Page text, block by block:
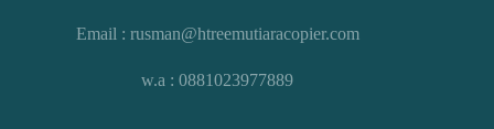
Email : rusman@htreemutiaracopier.com
w.a : 0881023977889